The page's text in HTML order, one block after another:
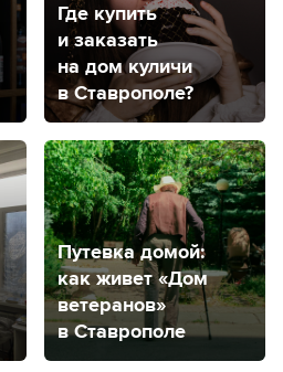
Где купить
и заказать
на дом куличи
в Ставрополе?
Путевка домой:
как живет «Дом
ветеранов»
в Ставрополе